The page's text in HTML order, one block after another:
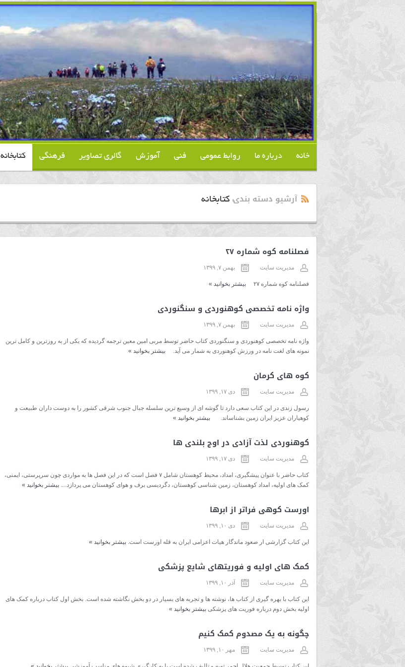
خانه درباره ما روابط عمومی فنی آموزش گالری تصاویر فرهنگی کتابخانه
آرشیو دسته بندی: کتابخانه
فصلنامه کوه شماره ۲۷
مدیریت سایت بهمن ۷, ۱۳۹۹
فصلنامه کوه شماره ۲۷ بیشتر بخوانید »
واژه نامه تخصصی کوهنوردی و سنگنوردی
مدیریت سایت بهمن ۷, ۱۳۹۹
واژه نامه تخصصی کوهنوردی و سنگنوردی کتاب حاضر توسط مربی امین معین ترجمه گردیده که یکی از به روزترین و کامل ترین
نمونه های لغت نامه در ورزش کوهنوردی به شمار می آید. بیشتر بخوانید »
کوه های کرمان
مدیریت سایت دی ۱۷, ۱۳۹۹
رسول زندی در این کتاب سعی دارد تا گوشه ای از وسیع ترین سلسله جبال جنوب شرقی کشور را به دوست داران طبیعت و
کوهیاران عزیز ایران زمین بشناساند. بیشتر بخوانید »
کوهنوردی لذت آزادی در اوج بلندی ها
مدیریت سایت دی ۱۷, ۱۳۹۹
کتاب حاضر با عنوان پیشگیری، امداد، محیط کوهستان شامل ۷ فصل است که در این فصل ها به مواردی چون سرپرستی، ایمنی،
کمک های اولیه، امداد کوهستان، زمین شناسی کوهستان، دگردیسی برف و هوای کوهستان می پردازد.... بیشتر بخوانید »
اورست کوهی فراتر از ابرها
مدیریت سایت دی ۱۰, ۱۳۹۹
این کتاب گزارشی ار صعود ماندگار هیات اعزامی ایران به قله اورست است. بیشتر بخوانید »
کمک های اولیه و فوریتهای شایع پزشکی
مدیریت سایت آذر ۱۰, ۱۳۹۹
این کتاب با بهره گیری از کتاب ها، نوشته ها و تجربه های بسیار در دو بخش نگاشته شده است. بخش اول کتاب درباره کمک های
اولیه بخش دوم درباره فوریت های پزشکی بیشتر بخوانید »
چگونه به یک مصدوم کمک کنیم
مدیریت سایت مهر ۱۰, ۱۳۹۹